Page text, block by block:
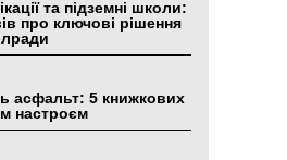
та підземні школи:
про ключові рішення
асфальт: 5 книжкових
настроєм